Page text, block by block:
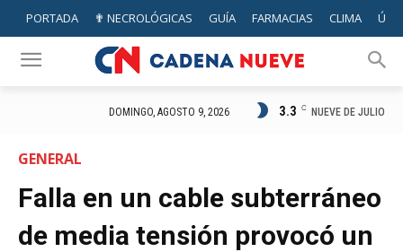
PORTADA ✟ NECROLÓGICAS GUÍA FARMACIAS CLIMA
DOMINGO, AGOSTO 9, 2026 3.3 C NUEVE DE JULIO
GENERAL
Falla en un cable subterráneo
de media tensión provocó un